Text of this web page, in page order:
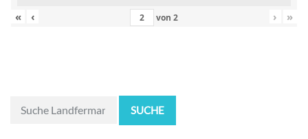
«
‹ von 2 › »
SUCHE